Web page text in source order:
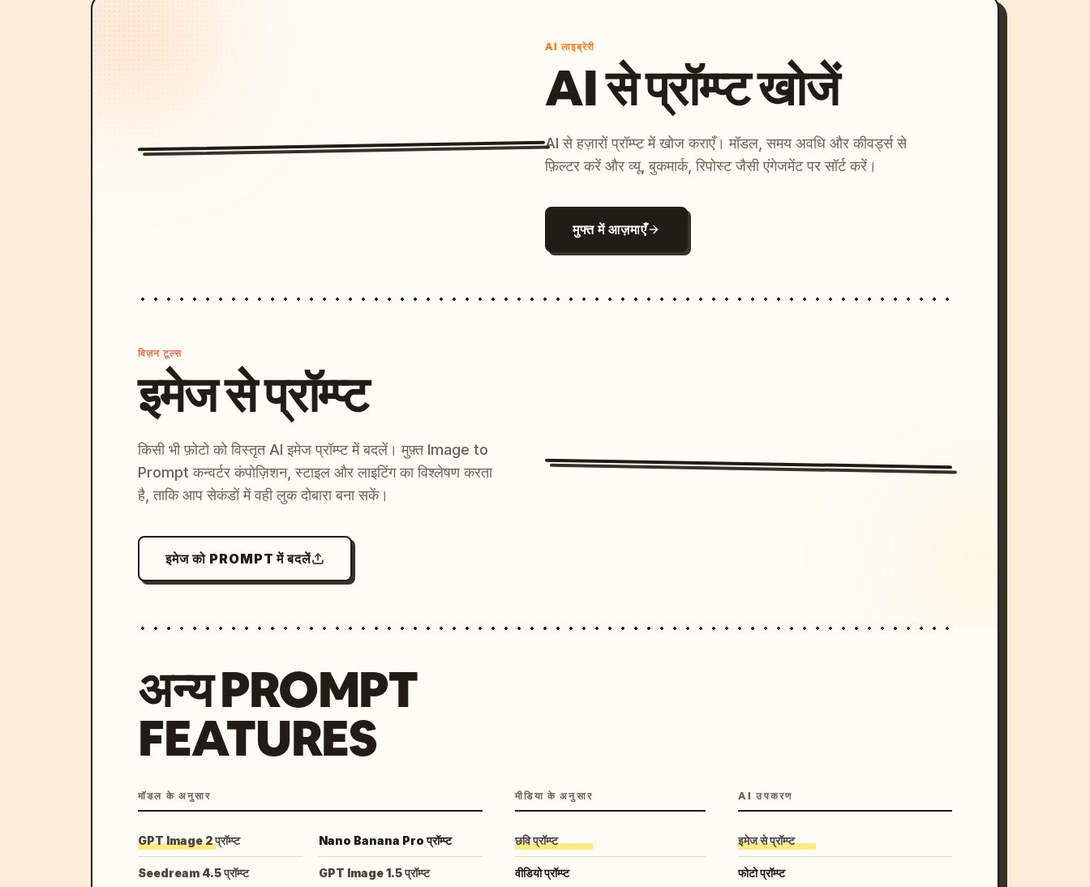
AI लाइब्रेरी
AI से प्रॉम्प्ट खोजें
AI से हज़ारों प्रॉम्प्ट में खोज कराएँ। मॉडल, समय अवधि और कीवर्ड्स से
फ़िल्टर करें और व्यू, बुकमार्क, रिपोस्ट जैसी एंगेजमेंट पर सॉर्ट करें।
मुफ्त में आज़माएँ
विज़न टूल्स
इमेज से प्रॉम्प्ट
किसी भी फ़ोटो को विस्तृत AI इमेज प्रॉम्प्ट में बदलें। मुफ़्त Image to
Prompt कन्वर्टर कंपोज़िशन, स्टाइल और लाइटिंग का विश्लेषण करता
है, ताकि आप सेकंडों में वही लुक दोबारा बना सकें।
इमेज को PROMPT में बदलें
अन्य PROMPT
FEATURES
मॉडल के अनुसार
GPT Image 2 प्रॉम्प्ट Nano Banana Pro प्रॉम्प्ट
Seedream 4.5 प्रॉम्प्ट GPT Image 1.5 प्रॉम्प्ट
मीडिया के अनुसार
छवि प्रॉम्प्ट
वीडियो प्रॉम्प्ट
AI उपकरण
इमेज से प्रॉम्प्ट
फोटो प्रॉम्प्ट